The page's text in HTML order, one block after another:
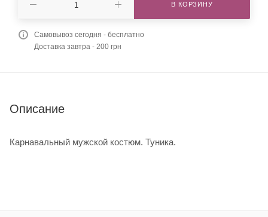
В КОРЗИНУ
Самовывоз сегодня - бесплатно
Доставка завтра - 200 грн
Описание
Карнавальный мужской костюм. Туника.